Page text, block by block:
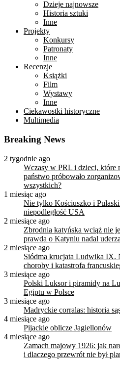
Dzieje najnowsze
Historia sztuki
Inne
Projekty
Konkursy
Patronaty
Inne
Recenzje
Książki
Film
Wystawy
Inne
Ciekawostki historyczne
Multimedia
Breaking News
2 tygodnie ago
Wczasy w PRL i dzieci, które
państwo próbowało
wszystkich?
1 miesiąc ago
Nie tylko Kościuszko i
niepodległość USA
2 miesiące ago
Zbrodnia katyńska wciąż nie
prawda o Katyniu nadal
2 miesiące ago
Siódma krucjata Ludwika IX.
choroby i katastrofa
3 miesiące ago
Polski Luksor i piramidy na
Egiptu w Polsce
3 miesiące ago
Madryckie corralas: historia
4 miesiące ago
Pijackie oblicze Jagiellonów
4 miesiące ago
Zamach majowy 1926: jak
i dlaczego przewrót nie był